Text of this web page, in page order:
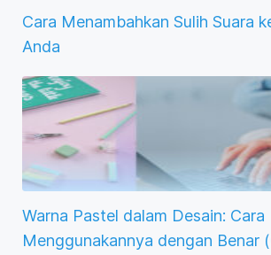
Cara Menambahkan Sulih Suara
Anda
Warna Pastel dalam Desain: Cara
Menggunakannya dengan Benar